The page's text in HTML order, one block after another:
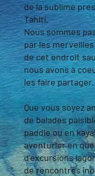
de la sublime
Tahiti.
Nous sommes
par les
de cet endroit
nous avons à
les faire partager.
Que vous soyez
de balades
paddle ou en
aventurier en
d’excursions
de rencontres